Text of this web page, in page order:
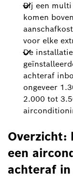
Bij een
komen
voor elke
De
achteraf
ongeveer
2.000 tot
Overzicht:
een
achteraf